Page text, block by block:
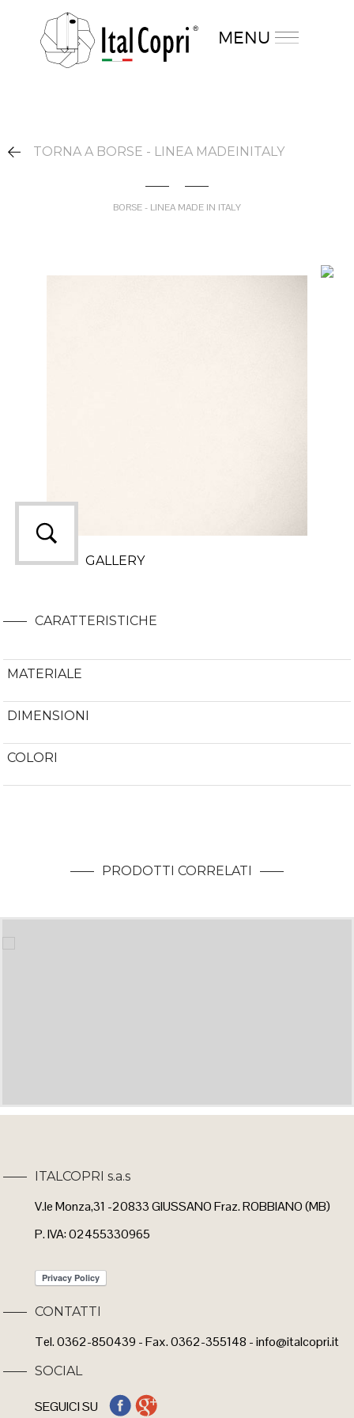
MENU
TORNA A BORSE - LINEA MADEINITALY
BORSE - LINEA MADE IN ITALY
GALLERY
CARATTERISTICHE
MATERIALE
DIMENSIONI
COLORI
PRODOTTI CORRELATI
ITALCOPRI s.a.s
V.le Monza,31 -20833 GIUSSANO Fraz. ROBBIANO (MB)
P. IVA: 02455330965
CONTATTI
Tel. 0362-850439 - Fax. 0362-355148 - info@italcopri.it
SOCIAL
SEGUICI SU